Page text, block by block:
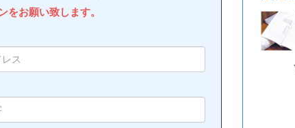
をお願い致します。